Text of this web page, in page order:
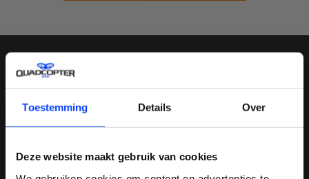
Toestemming Details Over
Deze website maakt gebruik van cookies
MELD JE AAN VOOR ONZE NIEUWSBRIEF
QUADCOPTER-SHOP